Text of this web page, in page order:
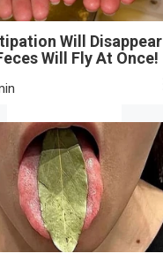
Will Disappear
Will Fly At Once!